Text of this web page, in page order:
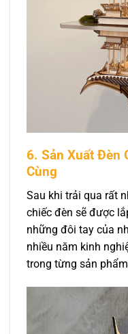
6. Sản Xuất Đèn
Cùng
Sau khi trải qua rất
chiếc đèn sẽ được
những đôi tay của
nhiều năm kinh
trong từng sản